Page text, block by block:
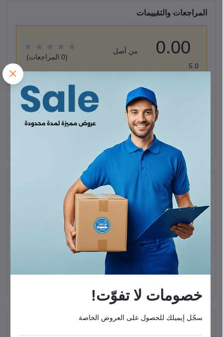
المراجعات والتقييمات
0.00
من أصل
5.0
(0 المراجعات)
قيم هذا المنتج
لا يوجد هناك مراجعات لهذا المنتج حتى الآن.
وصف
"المنتجات التي يتم شراؤها بشكل متكرر"
خصومات لا تفوّت!
سجّل إيميلك للحصول على العروض الخاصة